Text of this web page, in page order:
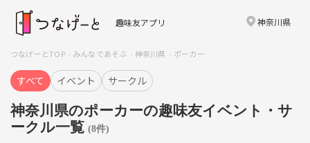
趣味友アプリ 神奈川県
つなげーとTOP みんなであそぶ 神奈川県 ポーカー
すべて イベント サークル
神奈川県のポーカーの趣味友イベント・サ
ークル一覧 (8件)